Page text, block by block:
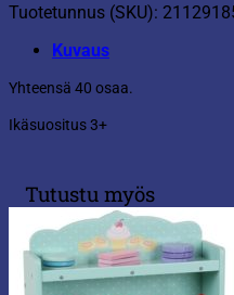
Tuotetunnus (SKU):
Kuvaus
Yhteensä 40 osaa.
Ikäsuositus 3+
Tutustu myös